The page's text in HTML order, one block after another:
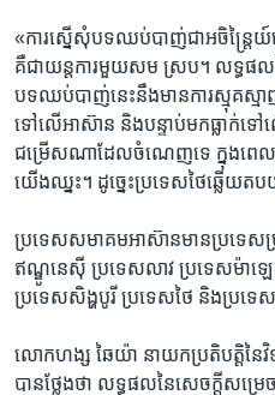
«ការ​ស្នើសុំ​បទ​ឈប់បាញ់​ជា​អចិន្ត្រៃ
គឺ​ជា​យន្តការ​មួយ​សម ស្រប។ ​លទ្ធផល​
បទឈប់​បាញ់នេះ​នឹង​មាន​ការ​ស្មុគស្មា
ទៅ​លើ​អាស៊ាន ​និង​បន្ទាប់​មក​ធ្លាក់​ទ
ជម្រើស​ណា​ដែល​ចំណេញ​ទេ​ ក្នុង​ពេល​បច្
យើង​ឈ្នះ។ ​ដូច្នេះ​ប្រទេស​ថៃ​ឆ្លើយត
ប្រទេស​សមាគម​អាស៊ាន​មាន​ប្រទេស​
ឥណ្ឌូនេស៊ី ​ប្រទេស​លាវ ​ប្រទេស​ម៉ា
ប្រទេស​សិង្ហបូរី​ ប្រទេស​ថៃ​ និង​ប្រទ
លោក​ហង្ស ឆៃយ៉ា ​នាយក​ប្រតិបត្តិ​នៃ​វិទ្
បាន​ថ្លែង​ថា​ លទ្ធផល​នៃ​សេចក្តី​សម្